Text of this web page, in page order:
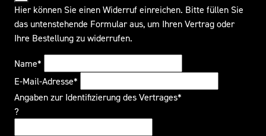
Hier können Sie einen Widerruf einreichen. Bitte füllen Sie
das untenstehende Formular aus, um Ihren Vertrag oder
Ihre Bestellung zu widerrufen.
Name*
E-Mail-Adresse*
Angaben zur Identifizierung des Vertrages*
?